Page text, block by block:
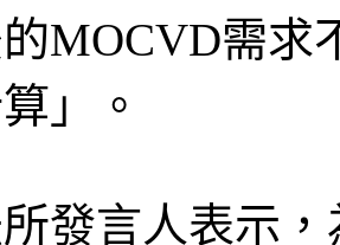
MOCVD需求
」。
發言人表示